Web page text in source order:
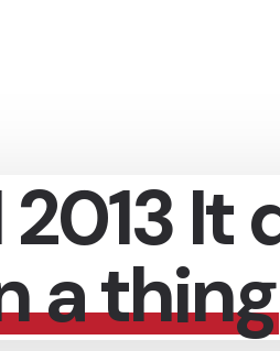
It
a thing